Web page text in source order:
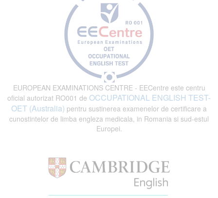
EUROPEAN EXAMINATIONS CENTRE - EECentre este centru
oficial autorizat RO001 de OCCUPATIONAL ENGLISH TEST-
OET (Australia) pentru sustinerea examenelor de certificare a
cunostintelor de limba engleza medicala, in Romania si sud-estul
Europei.